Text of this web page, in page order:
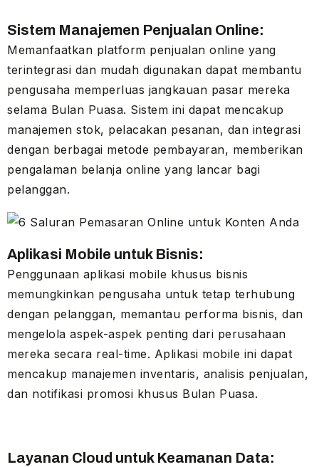
Sistem Manajemen Penjualan Online:
Memanfaatkan platform penjualan online yang
terintegrasi dan mudah digunakan dapat membantu
pengusaha memperluas jangkauan pasar mereka
selama Bulan Puasa. Sistem ini dapat mencakup
manajemen stok, pelacakan pesanan, dan integrasi
dengan berbagai metode pembayaran, memberikan
pengalaman belanja online yang lancar bagi
pelanggan.
Aplikasi Mobile untuk Bisnis:
Penggunaan aplikasi mobile khusus bisnis
memungkinkan pengusaha untuk tetap terhubung
dengan pelanggan, memantau performa bisnis, dan
mengelola aspek-aspek penting dari perusahaan
mereka secara real-time. Aplikasi mobile ini dapat
mencakup manajemen inventaris, analisis penjualan,
dan notifikasi promosi khusus Bulan Puasa.
Layanan Cloud untuk Keamanan Data: